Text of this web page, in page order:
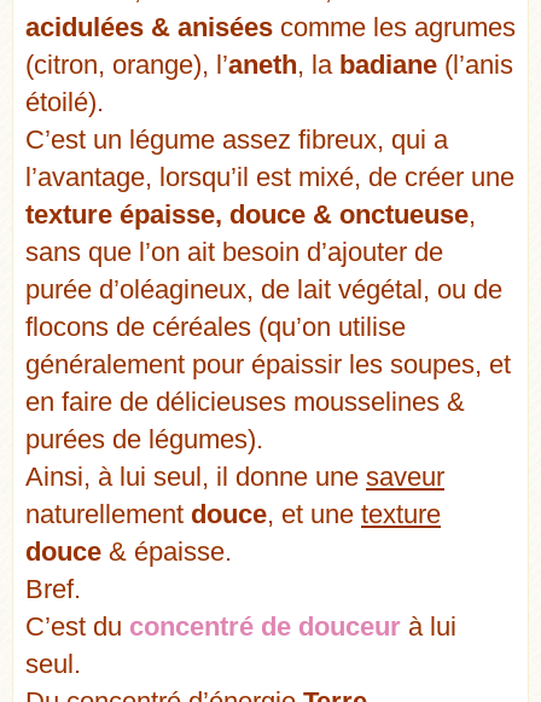
acidulées & anisées comme les agrumes
(citron, orange), l’aneth, la badiane (l’anis
étoilé).
C’est un légume assez fibreux, qui a
l’avantage, lorsqu’il est mixé, de créer une
texture épaisse, douce & onctueuse,
sans que l’on ait besoin d’ajouter de
purée d’oléagineux, de lait végétal, ou de
flocons de céréales (qu’on utilise
généralement pour épaissir les soupes, et
en faire de délicieuses mousselines &
purées de légumes).
Ainsi, à lui seul, il donne une saveur
naturellement douce, et une texture
douce & épaisse.
Bref.
C’est du concentré de douceur à lui
seul.